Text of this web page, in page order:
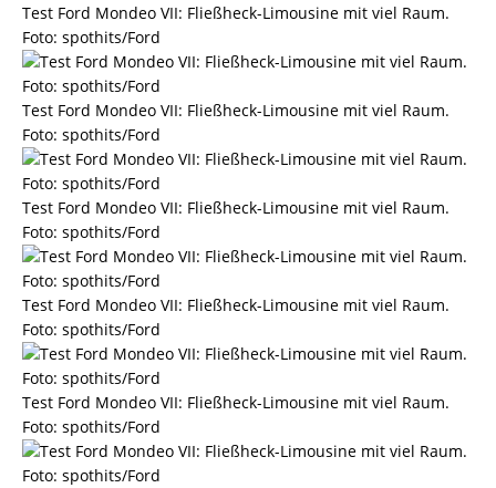
Test Ford Mondeo VII: Fließheck-Limousine mit viel Raum.
Foto: spothits/Ford
Test Ford Mondeo VII: Fließheck-Limousine mit viel Raum.
Foto: spothits/Ford
Test Ford Mondeo VII: Fließheck-Limousine mit viel Raum.
Foto: spothits/Ford
Test Ford Mondeo VII: Fließheck-Limousine mit viel Raum.
Foto: spothits/Ford
Test Ford Mondeo VII: Fließheck-Limousine mit viel Raum.
Foto: spothits/Ford